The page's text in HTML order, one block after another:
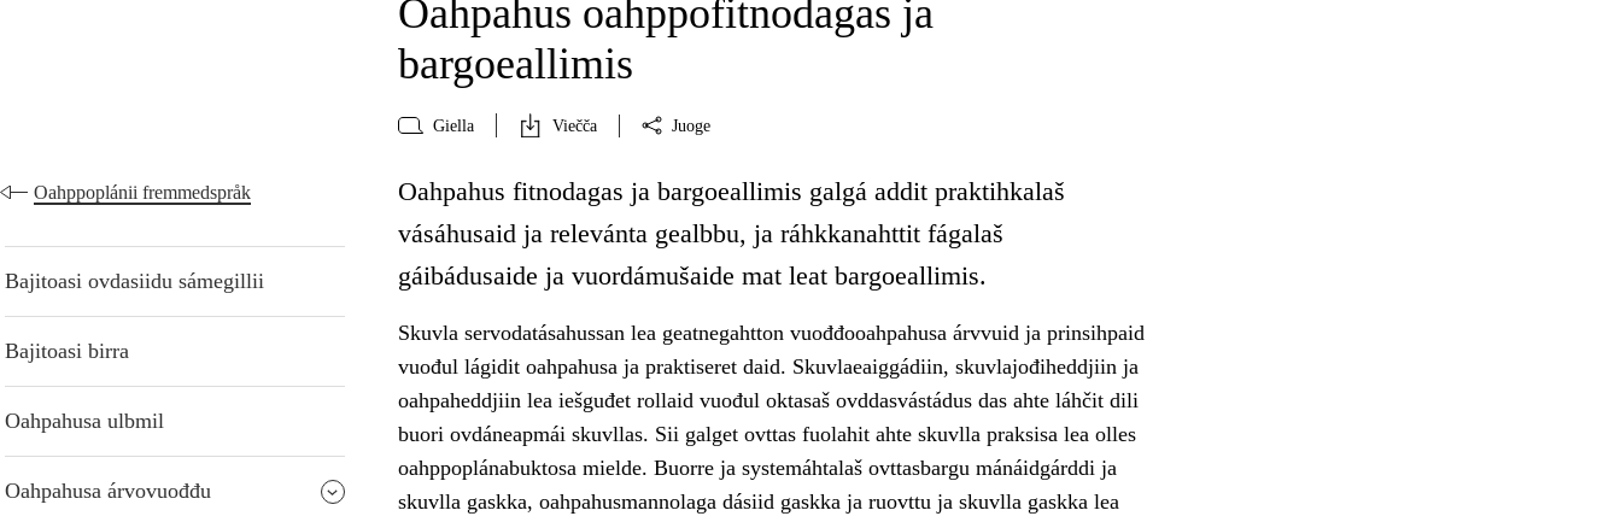
Oahpahus oahppofitnodagas ja
bargoeallimis
Giella Viečča Juoge
Oahppoplánii fremmedspråk
Bajitoasi ovdasiidu sámegillii
Bajitoasi birra
Oahpahusa ulbmil
Oahpahusa árvovuođđu
Oahpahus fitnodagas ja bargoeallimis galgá addit praktihkalaš
vásáhusaid ja relevánta gealbbu, ja ráhkkanahttit fágalaš
gáibádusaide ja vuordámušaide mat leat bargoeallimis.
Skuvla servodatásahussan lea geatnegahtton vuođđooahpahusa árvvuid ja prinsihpaid
vuođul lágidit oahpahusa ja praktiseret daid. Skuvlaeaiggádiin, skuvlajođiheddjiin ja
oahpaheddjiin lea iešguđet rollaid vuođul oktasaš ovddasvástádus das ahte láhčit dili
buori ovdáneapmái skuvllas. Sii galget ovttas fuolahit ahte skuvlla praksisa lea olles
oahppoplánabuktosa mielde. Buorre ja systemáhtalaš ovttasbargu mánáidgárddi ja
skuvlla gaskka, oahpahusmannolaga dásiid gaskka ja ruovttu ja skuvlla gaskka lea